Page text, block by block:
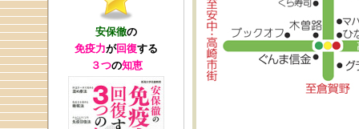
安保徹の
免疫力が回復する
３つの知恵